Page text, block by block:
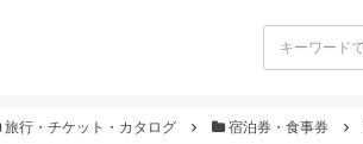
旅行・チケット・カタログ 宿泊券・食事券